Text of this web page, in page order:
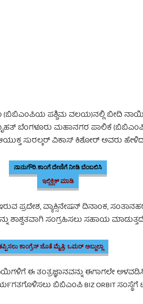
(ಬಿಬಿಎಂಪಿಯ ಪಶ್ಚಿಮ ವಲಯ)ನಲ್ಲಿ ಬೀದಿ
ಬೆಂಗಳೂರು ಮಹಾನಗರ ಪಾಲಿಕೆ
ಸುರಲ್ಕರ್ ವಿಕಾಸ್ ಕಿಶೋರ್ ಅವರು
ನಾನುಗೌರಿ.ಕಾಂಗೆ ದೇಣಿಗೆ ನೀಡಿ ಬೆಂಬಲಿಸಿ
ಇಲ್ಲಿಕ್ಲಿಕ್ ಮಾಡಿ
ಪ್ರದೇಶ, ವ್ಯಾಕ್ಸಿನೇಷನ್ ದಿನಾಂಕ,
ಶಾಶ್ವತವಾಗಿ ಸಂಗ್ರಹಿಸಲು ಸಹಾಯ
ಕಾಂಗ್ರೆಸ್ ಜೊತೆ ಮೈತ್ರಿ: ಒಮರ್ ಅಬ್ದುಲ್ಲಾ
ಈ ತಂತ್ರಜ್ಞಾನವನ್ನು ಈಗಾಗಲೇ
ಬಿಬಿಎಂಪಿ BIZ ORBIT ಸಂಸ್ಥೆಗೆ